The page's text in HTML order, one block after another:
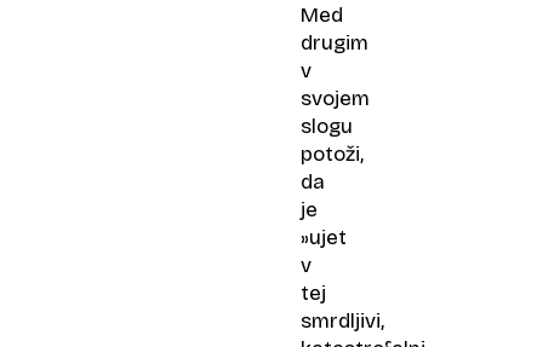
Med
drugim
v
svojem
slogu
potoži,
da
je
»ujet
v
tej
smrdljivi,